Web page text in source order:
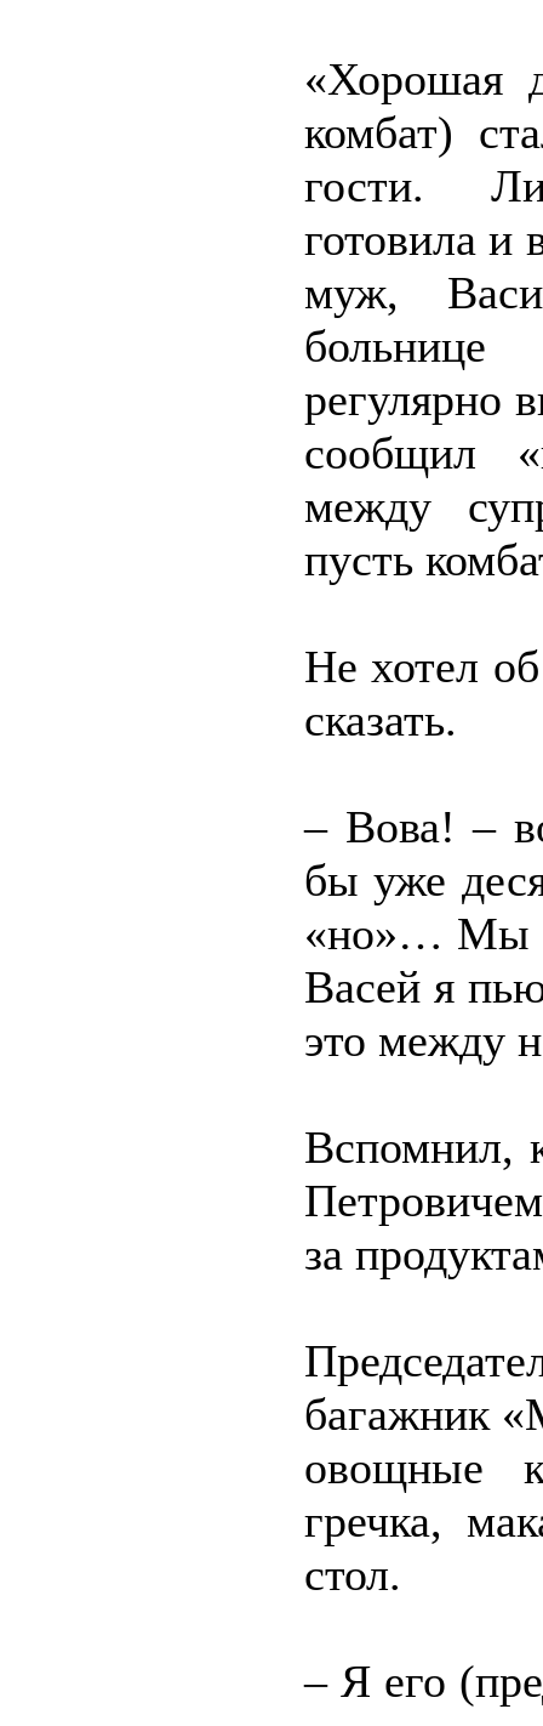
«Хорошая
комбат)
гости.
готовила и
муж,
регулярно
сообщил
между
пусть
Не хотел
сказать.
– Вова! –
бы уже
«но»… Мы
Васей я
это между
Вспомнил,
за
багажник
овощные
гречка,
стол.
– Я его